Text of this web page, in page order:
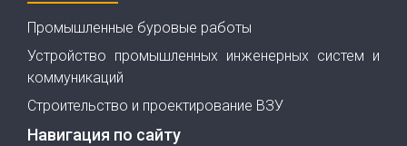
Промышленные буровые работы
Устройство промышленных инженерных систем и
коммуникаций
Строительство и проектирование ВЗУ
Навигация по сайту